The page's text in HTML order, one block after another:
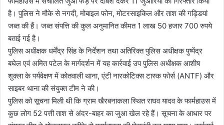
है। पुलिस ने मौके से नगदी, मोबाइल फोन, मोटरसाइकिल और ताश की गड्डियां
जब्त की हैं। जब्त संपत्ति की कुल अनुमानित कीमत 1 लाख 50 हजार 700 रुपये
बताई गई है।
पुलिस अधीक्षक धर्मेंद्र सिंह के निर्देशन तथा अतिरिक्त पुलिस अधीक्षक पुष्पेंद्र
बघेल एवं अमित पटेल के मार्गदर्शन में यह कार्रवाई उप पुलिस अधीक्षक आशीष
शुक्ला के पर्यवेक्षण में कोतवाली थाना, एंटी नारकोटिक्स टास्क फोर्स (ANTF) और
साइबर थाना की संयुक्त टीम ने की।
पुलिस को सूचना मिली थी कि ग्राम खैरबनाकला स्थित राघव यादव के फार्महाउस में
कुछ लोग 52 पत्ती ताश से अंदर-बाहर का जुआ खेल रहे हैं। सूचना के आधार पर